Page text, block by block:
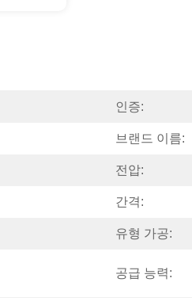
인증:
브랜드 이름:
전압:
간격:
유형 가공:
공급 능력: